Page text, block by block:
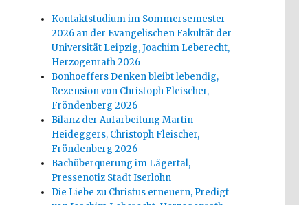
Kontaktstudium im Sommersemester
2026 an der Evangelischen Fakultät der
Universität Leipzig, Joachim Leberecht,
Herzogenrath 2026
Bonhoeffers Denken bleibt lebendig,
Rezension von Christoph Fleischer,
Fröndenberg 2026
Bilanz der Aufarbeitung Martin
Heideggers, Christoph Fleischer,
Fröndenberg 2026
Bachüberquerung im Lägertal,
Pressenotiz Stadt Iserlohn
Die Liebe zu Christus erneuern, Predigt